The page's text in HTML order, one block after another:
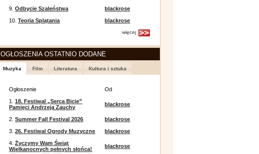
9.Odbycie Szaleństwa
blackrose
10.Teoria Splątania blackrose
więcej
OGŁOSZENIA OSTATNIO DODANE
Muzyka Film Literatura Kultura i sztuka
Ogłoszenie
Od
1.18. Festiwal „Serca Bicie”
Pamięci Andrzeja Zauchy
blackrose
2.Summer Fall Festival 2026
blackrose
3.26. Festiwal Ogrody Muzyczne
blackrose
4.Życzymy Wam Świąt
Wielkanocnych pełnych słońca!
blackrose